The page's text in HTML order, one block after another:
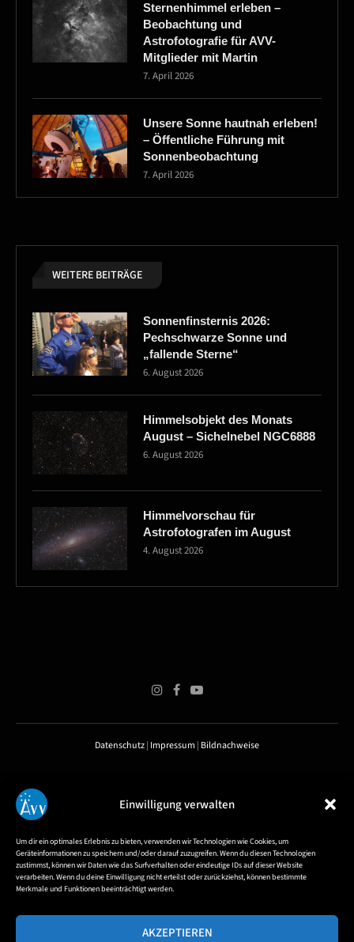
Einwilligung verwalten
Um dir ein optimales Erlebnis zu bieten, verwenden wir Technologien wie Cookies, um
Geräteinformationen zu speichern und/oder darauf zuzugreifen. Wenn du diesen Technologien
zustimmst, können wir Daten wie das Surfverhalten oder eindeutige IDs auf dieser Website
verarbeiten. Wenn du deine Einwilligung nicht erteilst oder zurückziehst, können bestimmte
Merkmale und Funktionen beeinträchtigt werden.
AKZEPTIEREN
Sternenhimmel erleben –
Beobachtung und
Astrofotografie für AVV-
Mitglieder mit Martin
7. April 2026
Unsere Sonne hautnah erleben!
– Öffentliche Führung mit
Sonnenbeobachtung
7. April 2026
WEITERE BEITRÄGE
Sonnenfinsternis 2026:
Pechschwarze Sonne und
„fallende Sterne“
6. August 2026
Himmelsobjekt des Monats
August – Sichelnebel NGC6888
6. August 2026
Himmelvorschau für
Astrofotografen im August
4. August 2026
Datenschutz| Impressum | Bildnachweise